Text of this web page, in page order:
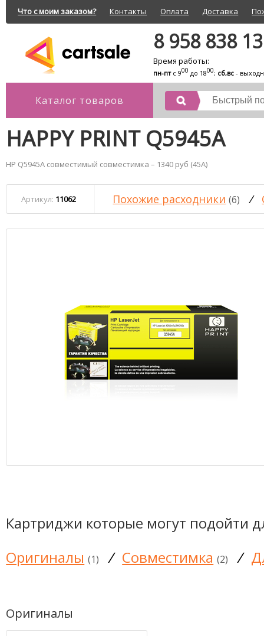
Что с моим заказом? Контакты Оплата Доставка
8 958 838
Время работы:
пн-птс 900 до 1800; сб,вс -
Каталог товаров
HAPPY PRINT Q5945A
HP Q5945A совместимый совместимка – 1340 руб (45A)
Артикул: 11062 Похожие расходники (6) /
Картриджи которые могут подойти
Оригиналы (1) / Совместимка (2) /
Оригиналы